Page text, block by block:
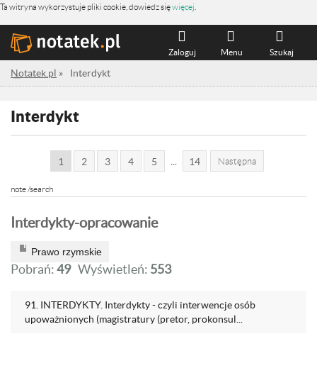
Ta witryna wykorzystuje pliki cookie, dowiedz sięwięcej
Szukaj
Menu
Zaloguj
Notatek.pl » Interdykt
Interdykt
1 2 3 4 5 14 Następna
note /search
Interdykty-opracowanie
Prawo rzymskie
Pobrań:49 Wyświetleń: 553
91. INTERDYKTY. Interdykty - czyli interwencje osób
upoważnionych (magistratury (pretor, prokonsul...